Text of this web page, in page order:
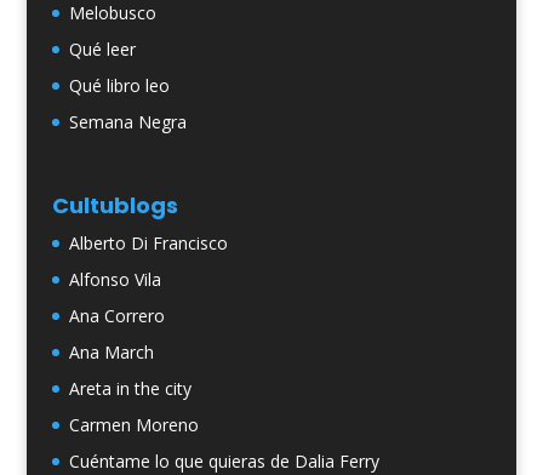
Melobusco
Qué leer
Qué libro leo
Semana Negra
Cultublogs
Alberto Di Francisco
Alfonso Vila
Ana Correro
Ana March
Areta in the city
Carmen Moreno
Cuéntame lo que quieras de Dalia Ferry